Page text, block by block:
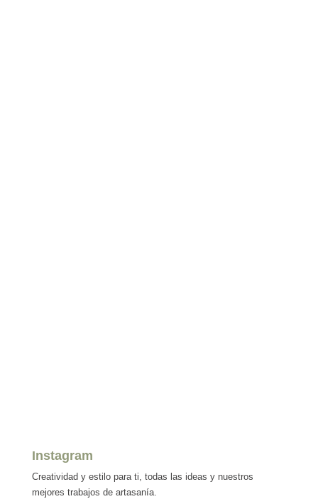
Instagram
Creatividad y estilo para ti, todas las ideas y nuestros
mejores trabajos de artasanía.